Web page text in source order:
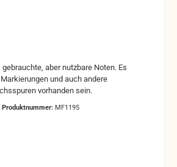
und auch andere
Produktnummer: MF1195